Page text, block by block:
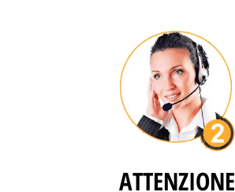
ATTENZIONE